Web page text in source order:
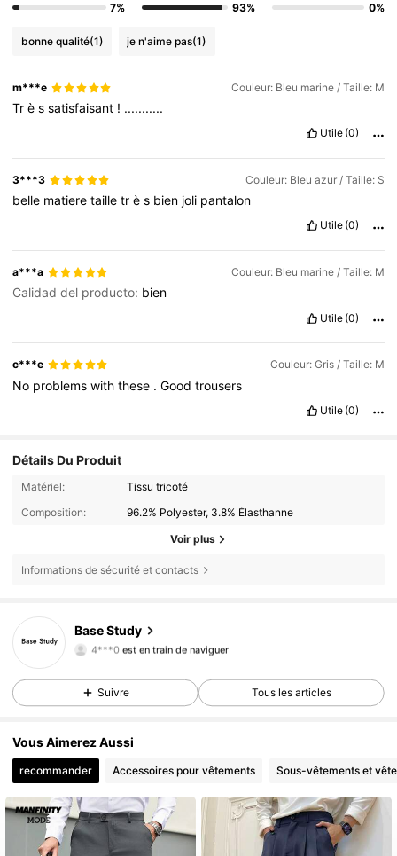
7%
93%
0%
bonne qualité(1) je n'aime pas(1)
m***e Couleur: Bleu marine / Taille: M
Trèssatisfaisant ! ...........
Utile (0)
3***3 Couleur: Bleu azur / Taille: S
belle matieretailletrès bien joli pantalon
Utile (0)
a***a Couleur: Bleu marine / Taille: M
Calidad del producto: bien
Utile (0)
c***e Couleur: Gris / Taille: M
No problemswiththese .Goodtrousers
Utile (0)
Détails Du Produit
Matériel:
Tissu tricoté
Composition:
96.2% Polyester, 3.8% Élasthanne
Voir plus
Informations de sécurité et contacts
Base Study
4,61
507 Suiveurs
4***0 est en train de naviguer
4,61 507 Suiveurs
Suivre Tous les articles
Vous Aimerez Aussi
recommander Accessoires pour vêtements Sous-vêtements et